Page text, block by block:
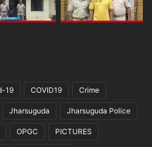
19 COVID19 Crime
Jharsuguda Jharsuguda Police
OPGC PICTURES